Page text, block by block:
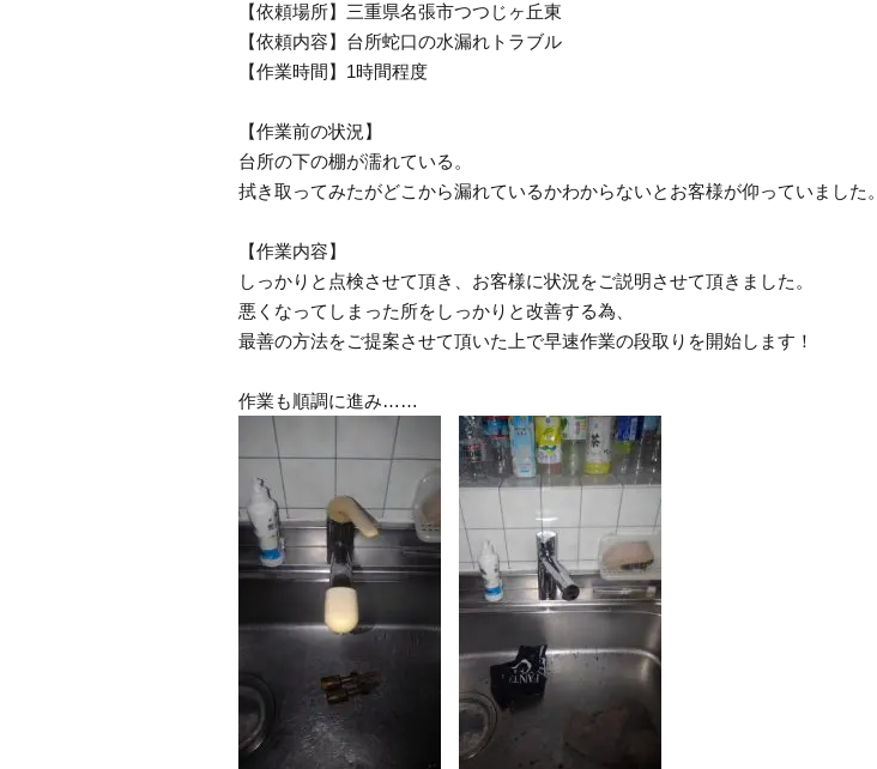
【依頼場所】三重県名張市つつじヶ丘東
【依頼内容】台所蛇口の水漏れトラブル
【作業時間】1時間程度
【作業前の状況】
台所の下の棚が濡れている。
拭き取ってみたがどこから漏れているかわからないとお客様が仰っていました。
【作業内容】
しっかりと点検させて頂き、お客様に状況をご説明させて頂きました。
悪くなってしまった所をしっかりと改善する為、
最善の方法をご提案させて頂いた上で早速作業の段取りを開始します！
作業も順調に進み……